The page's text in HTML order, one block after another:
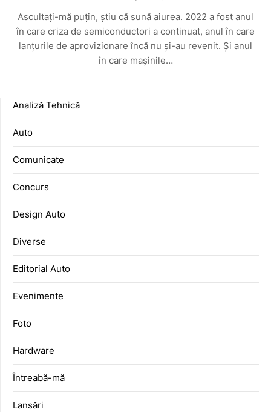
Ascultați-mă puțin, știu că sună aiurea. 2022 a fost anul
în care criza de semiconductori a continuat, anul în care
lanțurile de aprovizionare încă nu și-au revenit. Și anul
în care mașinile…
Analiză Tehnică
Auto
Comunicate
Concurs
Design Auto
Diverse
Editorial Auto
Evenimente
Foto
Hardware
Întreabă-mă
Lansări